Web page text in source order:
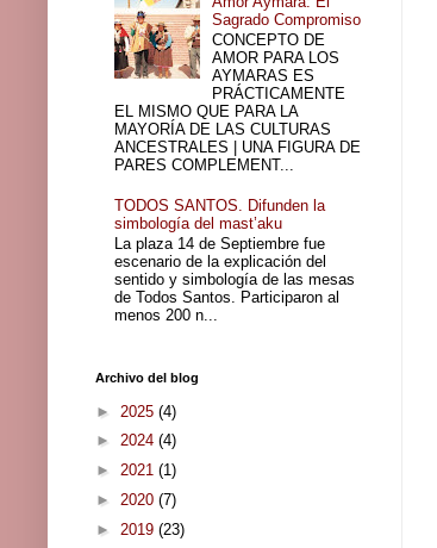
Sagrado Compromiso
CONCEPTO DE
AMOR PARA LOS
AYMARAS ES
PRÁCTICAMENTE
EL MISMO QUE PARA LA
MAYORÍA DE LAS CULTURAS
ANCESTRALES | UNA FIGURA DE
PARES COMPLEMENT...
TODOS SANTOS. Difunden la
simbología del mast’aku
La plaza 14 de Septiembre fue
escenario de la explicación del
sentido y simbología de las mesas
de Todos Santos. Participaron al
menos 200 n...
Archivo del blog
► 2025 (4)
► 2024 (4)
► 2021 (1)
► 2020 (7)
► 2019 (23)